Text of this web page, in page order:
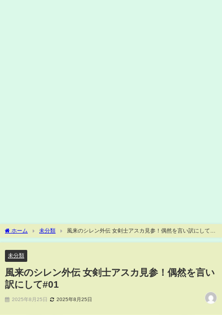
ホーム 未分類
風来のシレン外伝 女剣士アスカ見参！偶然を言い訳にして
#01
未分類
風来のシレン外伝 女剣士アスカ見参！偶然を言い
訳にして#01
2025年8月25日 2025年8月25日